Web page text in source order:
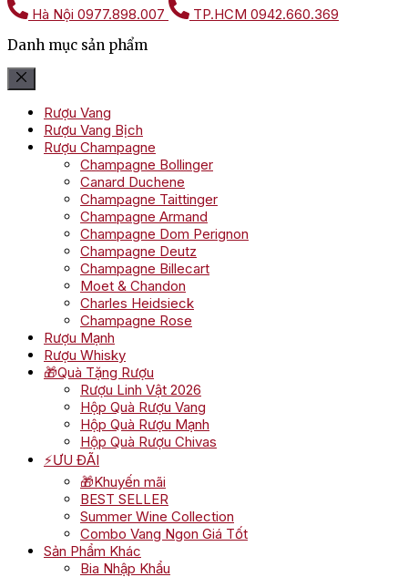
Hà Nội 0977.898.007 TP.HCM 0942.660.369
Danh mục sản phẩm
Rượu Vang
Rượu Vang Bịch
Rượu Champagne
Champagne Bollinger
Canard Duchene
Champagne Taittinger
Champagne Armand
Champagne Dom Perignon
Champagne Deutz
Champagne Billecart
Moet & Chandon
Charles Heidsieck
Champagne Rose
Rượu Mạnh
Rượu Whisky
🎁Quà Tặng Rượu
Rượu Linh Vật 2026
Hộp Quà Rượu Vang
Hộp Quà Rượu Mạnh
Hộp Quà Rượu Chivas
⚡ƯU ĐÃI
🎁Khuyến mãi
BEST SELLER
Summer Wine Collection
Combo Vang Ngon Giá Tốt
Sản Phẩm Khác
Bia Nhập Khẩu